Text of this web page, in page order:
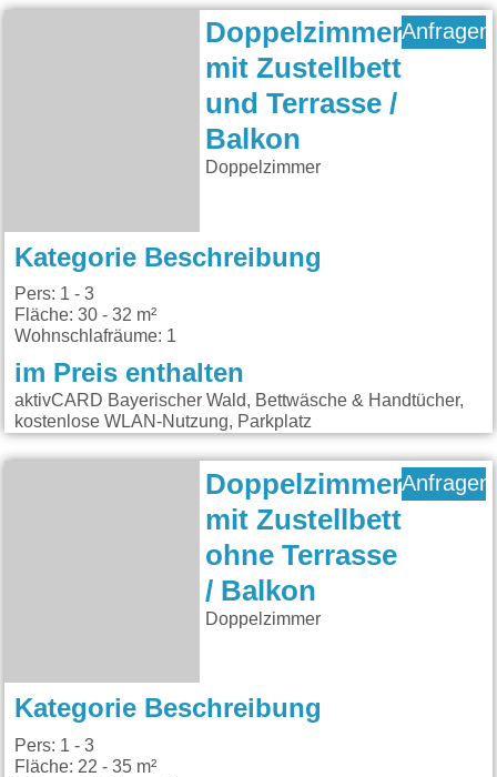
Doppelzimmer
mit Zustellbett
und Terrasse /
Balkon
Doppelzimmer
Anfragen
Kategorie Beschreibung
Pers: 1 - 3
Fläche: 30 - 32 m²
Wohnschlafräume: 1
im Preis enthalten
aktivCARD Bayerischer Wald, Bettwäsche & Handtücher,
kostenlose WLAN-Nutzung, Parkplatz
Doppelzimmer
mit Zustellbett
ohne Terrasse
/ Balkon
Doppelzimmer
Anfragen
Kategorie Beschreibung
Pers: 1 - 3
Fläche: 22 - 35 m²